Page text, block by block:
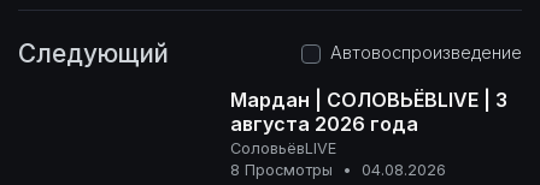
Следующий Автовоспроизведение
Мардан | СОЛОВЬЁВLIVE | 3
августа 2026 года
СоловьёвLIVE
8 Просмотры
• 04.08.2026